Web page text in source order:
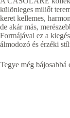
különleges miliőt
keret kellemes,
de akár más,
Formájával ez a
álmodozó és érzéki
Tegye még bájosabbá